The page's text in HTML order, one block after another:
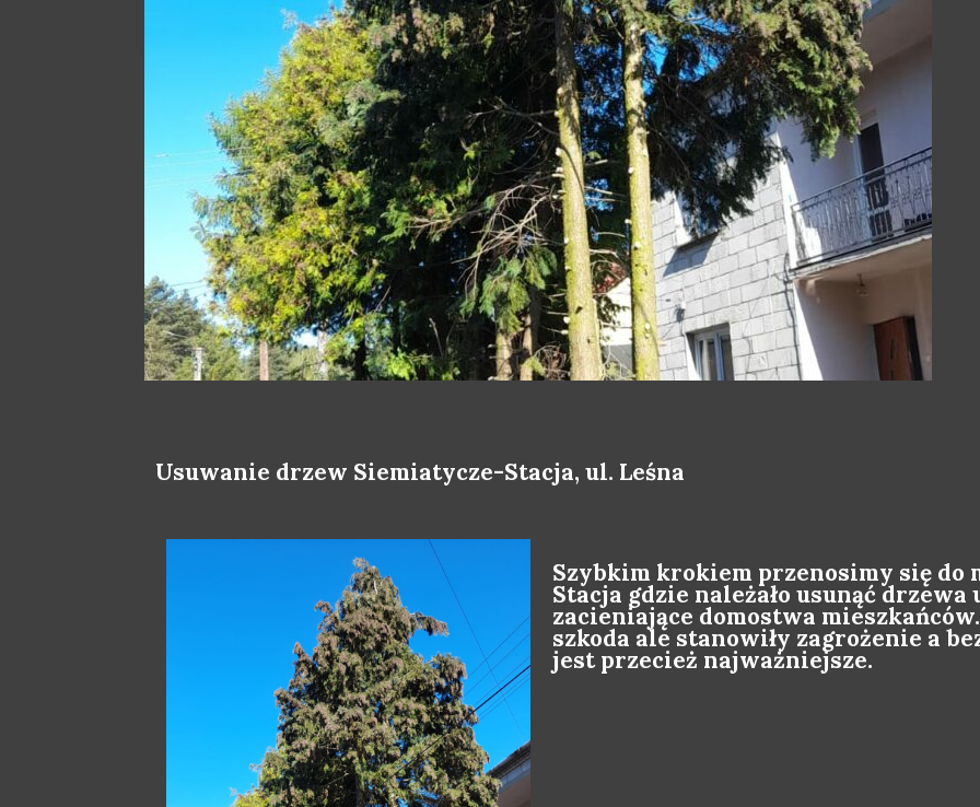
Usuwanie drzew Siemiatycze-Stacja, ul. Leśna
Szybkim krokiem przenosimy się do
Stacja gdzie należało usunąć
zacieniające domostwa
szkoda ale stanowiły zagrożenie a
jest przecież najważniejsze.